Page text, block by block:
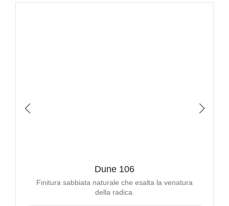
Dune 106
Finitura sabbiata naturale che esalta la venatura
della radica.